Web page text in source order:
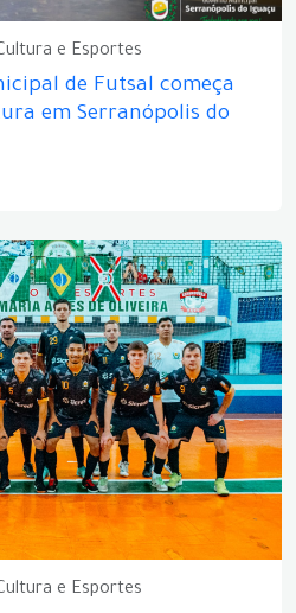
e Esportes
de Futsal começa
em Serranópolis do
e Esportes